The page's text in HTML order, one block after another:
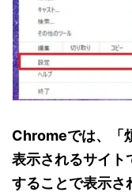
Chromeでは、「
表示されるサイト
することで表示さ